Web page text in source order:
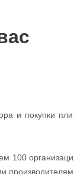
и покупки
100